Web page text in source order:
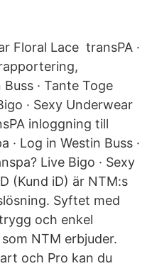
Floral Lace transPA ·
· Tante Toge
· Sexy Underwear
inloggning till
Log in Westin Buss ·
Live Bigo · Sexy
(Kund iD) är NTM:s
Syftet med
och enkel
NTM erbjuder.
och Pro kan du